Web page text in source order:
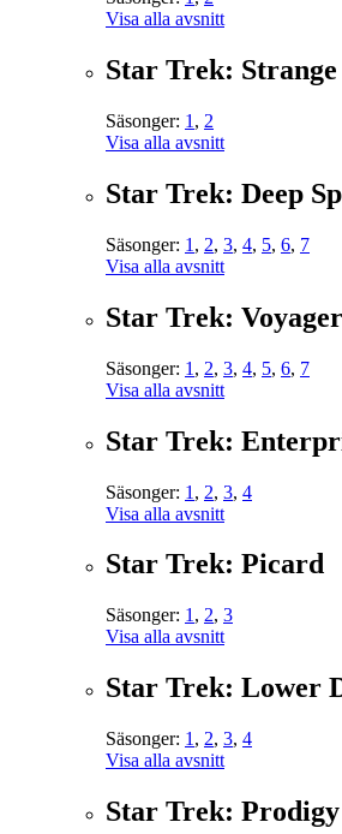
Visa alla avsnitt
Star Trek:
Säsonger: 1 , 2
Visa alla avsnitt
Star Trek: Deep
Säsonger: 1 , 2, 3, 4, 5, 6, 7
Visa alla avsnitt
Star Trek: Voyager
Säsonger: 1 , 2, 3, 4, 5, 6, 7
Visa alla avsnitt
Star Trek:
Säsonger: 1 , 2, 3, 4
Visa alla avsnitt
Star Trek: Picard
Säsonger: 1 , 2, 3
Visa alla avsnitt
Star Trek: Lower
Säsonger: 1 , 2, 3, 4
Visa alla avsnitt
Star Trek: Prodigy